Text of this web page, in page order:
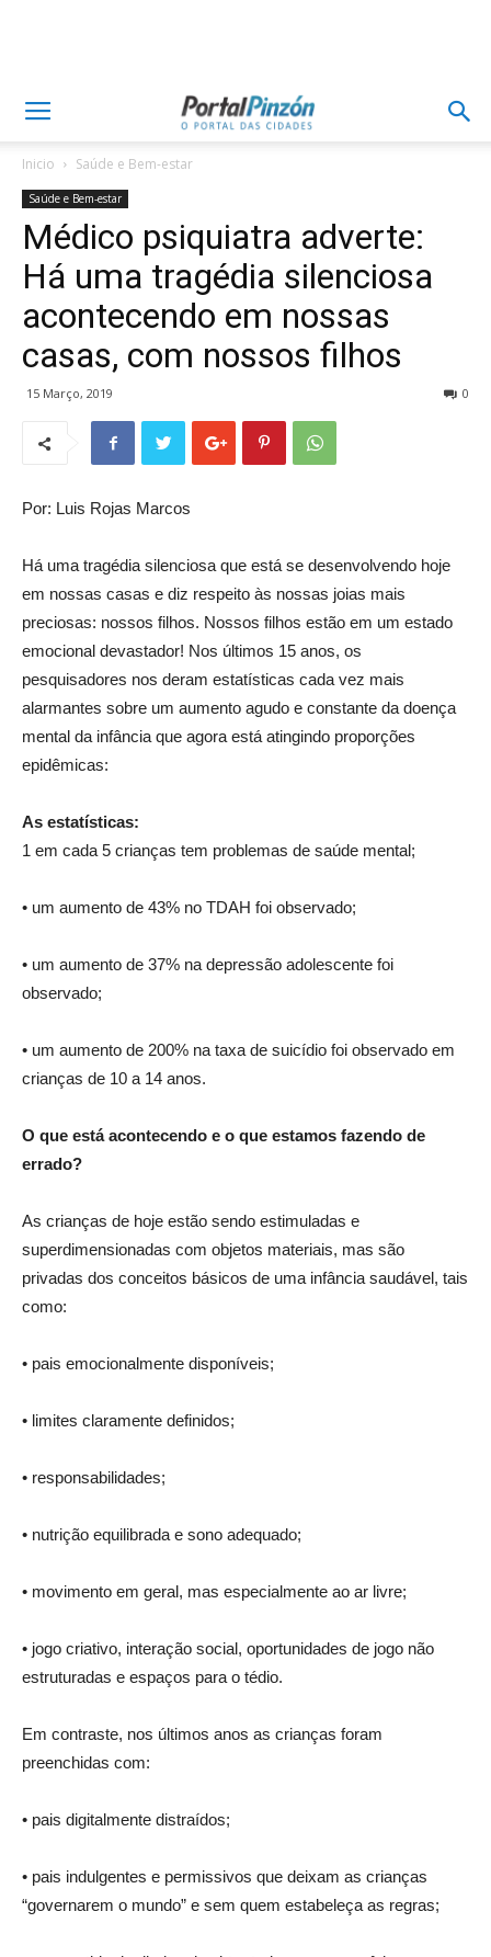
Inicio Saúde e Bem-estar
Saúde e Bem-estar
Médico psiquiatra adverte:
Há uma tragédia silenciosa
acontecendo em nossas
casas, com nossos filhos
15 Março, 2019 0
Por: Luis Rojas Marcos
Há uma tragédia silenciosa que está se desenvolvendo hoje
em nossas casas e diz respeito às nossas joias mais
preciosas: nossos filhos. Nossos filhos estão em um estado
emocional devastador! Nos últimos 15 anos, os
pesquisadores nos deram estatísticas cada vez mais
alarmantes sobre um aumento agudo e constante da doença
mental da infância que agora está atingindo proporções
epidêmicas:
As estatísticas:
1 em cada 5 crianças tem problemas de saúde mental;
• um aumento de 43% no TDAH foi observado;
• um aumento de 37% na depressão adolescente foi
observado;
• um aumento de 200% na taxa de suicídio foi observado em
crianças de 10 a 14 anos.
O que está acontecendo e o que estamos fazendo de
errado?
As crianças de hoje estão sendo estimuladas e
superdimensionadas com objetos materiais, mas são
privadas dos conceitos básicos de uma infância saudável, tais
como:
• pais emocionalmente disponíveis;
• limites claramente definidos;
• responsabilidades;
• nutrição equilibrada e sono adequado;
• movimento em geral, mas especialmente ao ar livre;
• jogo criativo, interação social, oportunidades de jogo não
estruturadas e espaços para o tédio.
Em contraste, nos últimos anos as crianças foram
preenchidas com:
• pais digitalmente distraídos;
• pais indulgentes e permissivos que deixam as crianças
“governarem o mundo” e sem quem estabeleça as regras;